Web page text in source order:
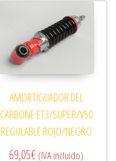
AMORTIGUADOR DEL
CARBONE ET3/SUPER/V50
REGULABLE ROJO/NEGRO
69,05€ (IVA incluido)